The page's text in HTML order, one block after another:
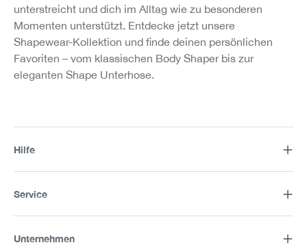
unterstreicht und dich im Alltag wie zu besonderen
Momenten unterstützt. Entdecke jetzt unsere
Shapewear-Kollektion und finde deinen persönlichen
Favoriten – vom klassischen Body Shaper bis zur
eleganten Shape Unterhose.
Hilfe
Service
Unternehmen